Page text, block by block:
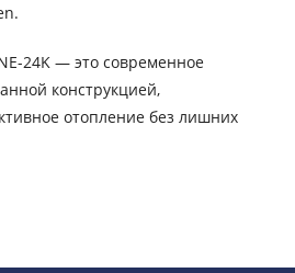
24K — это современное
конструкцией,
отопление без лишних